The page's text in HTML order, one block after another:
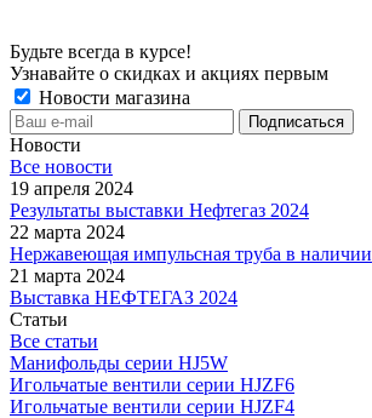
Будьте всегда в курсе!
Узнавайте о скидках и акциях первым
Новости магазина
Новости
Все новости
19 апреля 2024
Результаты выставки Нефтегаз 2024
22 марта 2024
Нержавеющая импульсная труба в наличии
21 марта 2024
Выставка НЕФТЕГАЗ 2024
Статьи
Все статьи
Манифольды серии HJ5W
Игольчатые вентили серии HJZF6
Игольчатые вентили серии HJZF4